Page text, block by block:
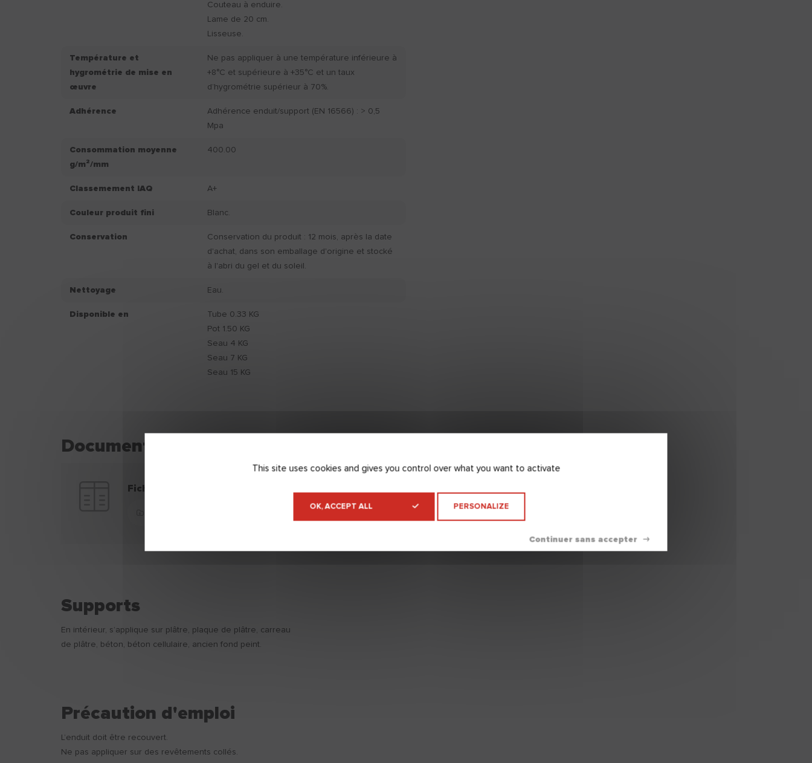
Couteau à enduire.
Lame de 20 cm.
Lisseuse.
Température et
hygrométrie de mise en
œuvre
Ne pas appliquer à une température inférieure à
+8°C et supérieure à +35°C et un taux
d’hygrométrie supérieur à 70%.
Adhérence
Adhérence enduit/support (EN 16566) : > 0,5
Mpa
Consommation moyenne
g/m²/mm
400.00
Classemement IAQ A+
Couleur produit fini Blanc.
Conservation
Conservation du produit : 12 mois, après la date
d'achat, dans son emballage d'origine et stocké
à l'abri du gel et du soleil.
Nettoyage Eau.
Disponible en
Tube 0.33 KG
Pot 1.50 KG
Seau 4 KG
Seau 7 KG
Seau 15 KG
Documentation technique
Fiche technique
Supports
En intérieur, s’applique sur plâtre, plaque de plâtre, carreau
de plâtre, béton, béton cellulaire, ancien fond peint.
Précaution d'emploi
L’enduit doit être recouvert.
Ne pas appliquer sur des revêtements collés.
This site uses cookies and gives you control over what you want to activate
OK, ACCEPT ALL PERSONALIZE